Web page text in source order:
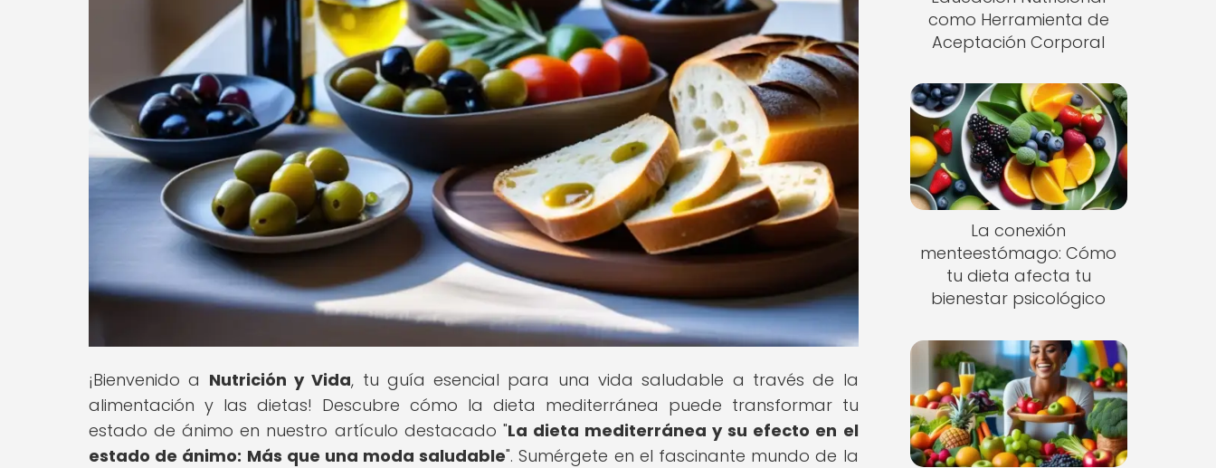
¡Bienvenido a Nutrición y Vida, tu guía esencial para una vida saludable a través de la
alimentación y las dietas! Descubre cómo la dieta mediterránea puede transformar tu
estado de ánimo en nuestro artículo destacado "La dieta mediterránea y su efecto en el
estado de ánimo: Más que una moda saludable". Sumérgete en el fascinante mundo de la
como Herramienta de
Aceptación Corporal
La conexión
menteestómago: Cómo
tu dieta afecta tu
bienestar psicológico